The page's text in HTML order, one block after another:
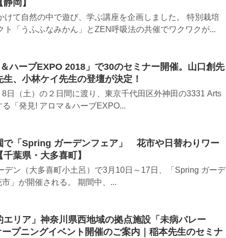
岡】
けて自然の中で遊び、学ぶ講座を企画しました。 特別栽培
ト「うふふなみかん」とZEN呼吸法の共催でワクワクが...
＆ハーブEXPO 2018」で30のセミナー開催。山口創先
、小林ケイ先生の登壇が決定！
日（土）の２日間に渡り、東京千代田区外神田の3331 Arts
「発見! アロマ＆ハーブEXPO...
で「Spring ガーデンフェア」 花市や日替わりワー
葉県・大多喜町】
デン（大多喜町小土呂）で3月10日～17日、「Spring ガーデ
」が開催される。 期間中、...
エリア」神奈川県西地域の拠点施設「未病バレー
プニングイベント開催のご案内｜稲本先生のセミナ